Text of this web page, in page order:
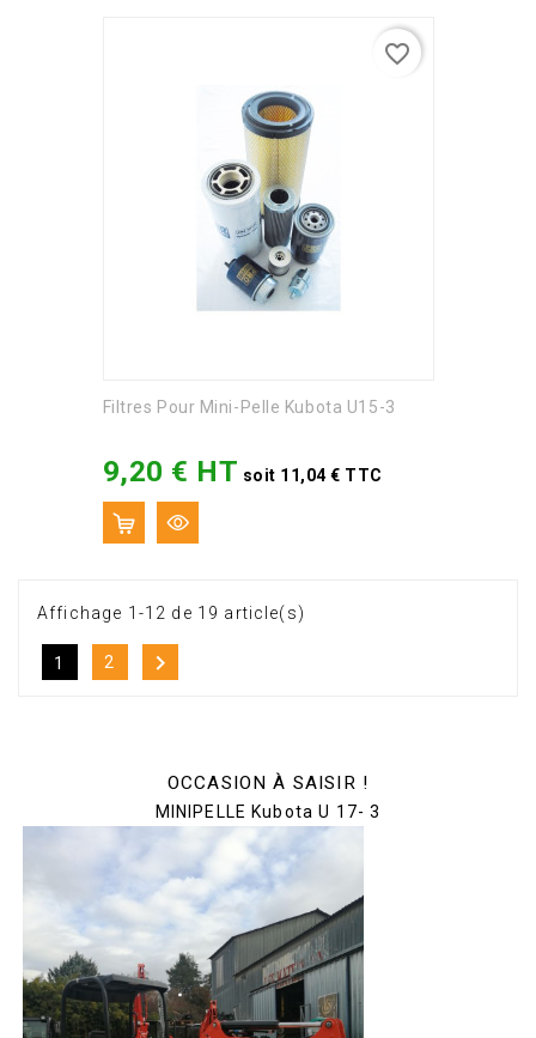
Filtres Pour Mini-Pelle Kubota U15-3
9,20 € HT soit 11,04 € TTC
favorite_border
Affichage 1-12 de 19 article(s)
1 2 
OCCASION À SAISIR !
MINIPELLE Kubota U 17- 3